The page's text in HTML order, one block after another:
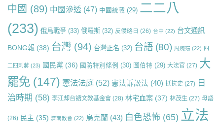
中國 (89) 中國滲透 (47) 中國統戰 (29) 二二八
(233) 俄烏戰爭 (33) 俄羅斯 (32) 反侵略日 (26) 台中 (22) 台文通訊
BONG報 (38) 台灣 (94) 台灣正名 (32) 台語 (80) 周婉窈 (22) 四
二四刺蔣 (23) 國民黨 (36) 國防特別條例 (30) 圖伯特 (29) 大法官 (27) 大
罷免 (147) 憲法法庭 (52) 憲法訴訟法 (40) 抵抗史 (27) 日
治時期 (58) 李江却台語文教基金會 (28) 林宅血案 (37) 林茂生 (27) 母語
(26) 民主 (35) 濟南教會 (22) 烏克蘭 (43) 白色恐怖 (65) 立法